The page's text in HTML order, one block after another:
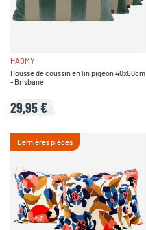
HAOMY
Housse de coussin en lin pigeon 40x60cm
- Brisbane
29,95 €
Dernières pièces